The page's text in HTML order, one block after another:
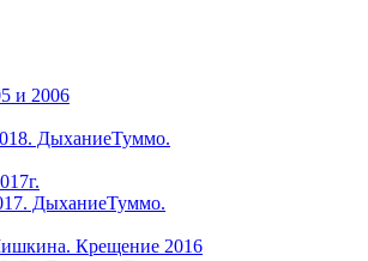
и 2006
ДыханиеТуммо.
ДыханиеТуммо.
Крещение 2016